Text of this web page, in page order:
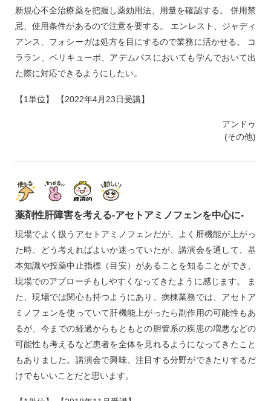
新規心不全治療薬を把握し薬効用法、用量を確認する。 併用禁
忌、使用条件があるので注意を要する。 エンレスト、ジャディ
アンス、フォシーガは処方を目にするので業務に活かせる。 コ
ララン、ベリキューボ、アデムパスにおいても学んでおいて出
た際に対応できるようにしたい。
【1単位】 【2022年4月23日受講】
アンドゥ
(その他)
薬剤性肝障害を考える‐アセトアミノフェンを中心に‐
現場でよく扱うアセトアミノフェンだが、よく肝機能が上がっ
た時、どう考えればよいか迷っていたが、講演会を通して、基
本知識や投薬中止指標（目安）があることを知ることができ、
現場でのアプローチもしやすくなってきたように感じます。 ま
た、現場では関心も持つようにあり、病棟業務では、アセトア
ミノフェンを使っていて肝機能上がったら副作用の可能性もあ
るが、今までの経過からもともとの胆管系の疾患の増悪などの
可能性も考えるなど患者を全体を見れるようになってきたこと
もありました。講演会で興味、注目する分野ができたりするだ
けでもいいことだと思います。